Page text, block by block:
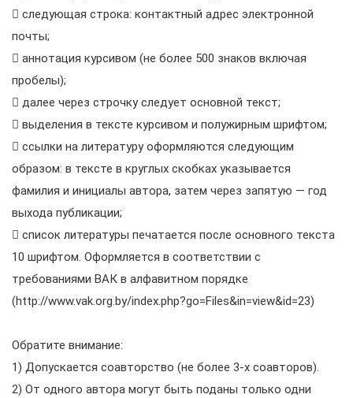
 следующая строка: контактный адрес электронной
почты;
 аннотация курсивом (не более 500 знаков включая
пробелы);
 далее через строчку следует основной текст;
 выделения в тексте курсивом и полужирным шрифтом;
 ссылки на литературу оформляются следующим
образом: в тексте в круглых скобках указывается
фамилия и инициалы автора, затем через запятую — год
выхода публикации;
 список литературы печатается после основного текста
10 шрифтом. Оформляется в соответствии с
требованиями ВАК в алфавитном порядке
(http://www.vak.org.by/index.php?go=Files&in=view&id=23)
Обратите внимание:
1) Допускается соавторство (не более 3-х соавторов).
2) От одного автора могут быть поданы только одни